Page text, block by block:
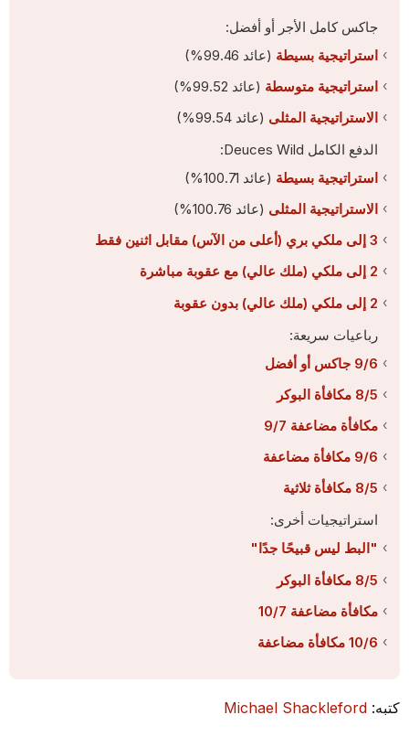
جاكس كامل الأجر أو أفضل:
استراتيجية بسيطة(عائد 99.46%)
استراتيجية متوسطة(عائد 99.52%)
الاستراتيجية المثلى(عائد 99.54%)
الدفع الكامل Deuces Wild:
استراتيجية بسيطة(عائد 100.71%)
الاستراتيجية المثلى(عائد 100.76%)
3 إلى ملكي بري (أعلى من الآس) مقابل اثنين فقط
2 إلى ملكي (ملك عالي) مع عقوبة مباشرة
2 إلى ملكي (ملك عالي) بدون عقوبة
رباعيات سريعة:
9/6 جاكس أو أفضل
8/5 مكافأة البوكر
مكافأة مضاعفة 9/7
9/6 مكافأة مضاعفة
8/5 مكافأة ثلاثية
استراتيجيات أخرى:
"البط ليس قبيحًا جدًا"
8/5 مكافأة البوكر
مكافأة مضاعفة 10/7
10/6 مكافأة مضاعفة
كتبه:Michael Shackleford